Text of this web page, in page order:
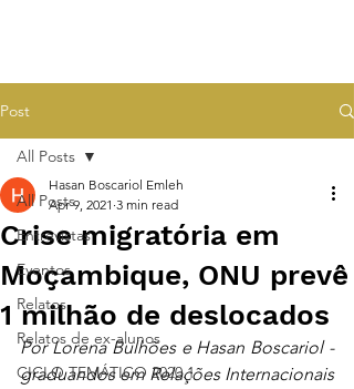
Post
All Posts
Entrevistas
Eventos
Relatos
Relatos de ex-alunos
CICLO TEMÁTICO 2020.1
All Posts
Crise migratória em
Moçambique, ONU prevê
1 milhão de deslocados
Hasan Boscariol Emleh
Apr 9, 2021 3 min read
Por Lorena Bulhões e Hasan Boscariol -
graduandos em Relações Internacionais